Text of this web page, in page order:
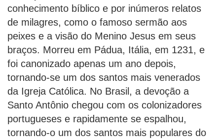
conhecimento bíblico e por inúmeros relatos
de milagres, como o famoso sermão aos
peixes e a visão do Menino Jesus em seus
braços. Morreu em Pádua, Itália, em 1231, e
foi canonizado apenas um ano depois,
tornando-se um dos santos mais venerados
da Igreja Católica. No Brasil, a devoção a
Santo Antônio chegou com os colonizadores
portugueses e rapidamente se espalhou,
tornando-o um dos santos mais populares do